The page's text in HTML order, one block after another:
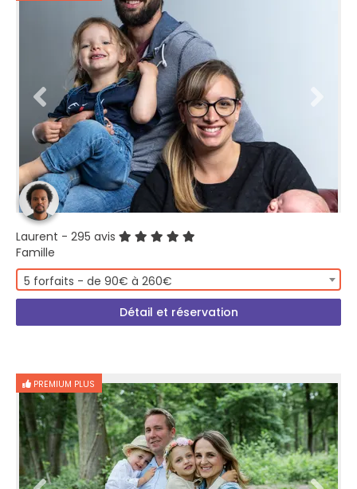
Laurent - 295 avis
Famille
5 forfaits - de 90€ à 260€
Détail et réservation
PREMIUM PLUS